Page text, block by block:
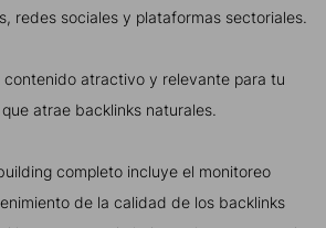
redes sociales y plataformas sectoriales.
contenido atractivo y relevante para tu
atrae backlinks naturales.
completo incluye el monitoreo
de la calidad de los backlinks